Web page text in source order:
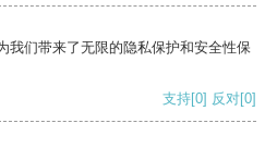
我们带来了无限的隐私保护和安全性保
支持[0] 反对[0]